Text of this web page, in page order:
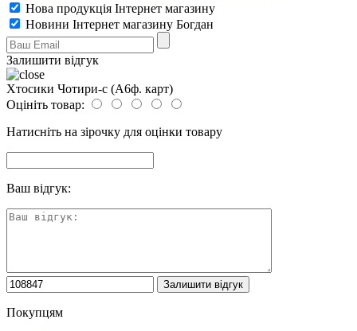
Нова продукція Інтернет магазину
Новини Інтернет магазину Богдан
Залишити відгук
Хтосики Чотири-с (А6ф. карт)
Оцініть товар:
Натисніть на зірочку для оцінки товару
Ваш відгук:
Покупцям